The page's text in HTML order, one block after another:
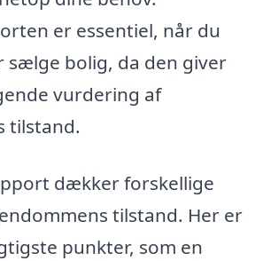
er essentiel, når du
sælge bolig, da den giver
vurdering af
tilstand.
dækker forskellige
tilstand. Her er
punkter, som en